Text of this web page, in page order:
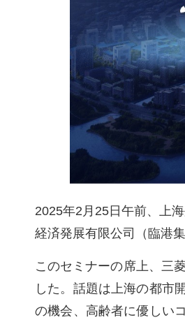
2025年2月25日午前、上
経済発展有限公司（臨港
このセミナーの席上、三
した。話題は上海の都市
の機会、高齢者に優しい